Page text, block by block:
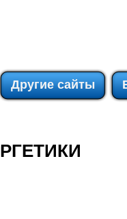
Другие сайты